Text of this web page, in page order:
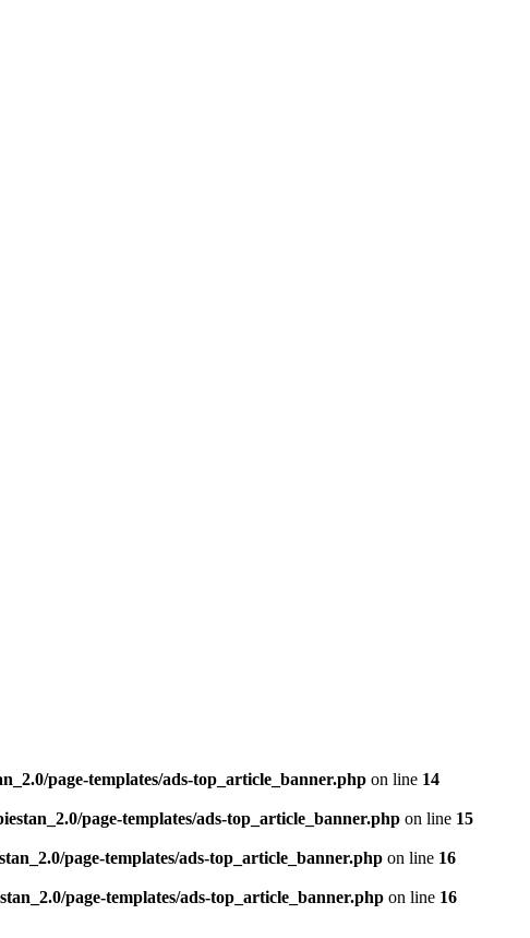
page-templates/ads-top_article_banner.php on line 14
page-templates/ads-top_article_banner.php on line 15
page-templates/ads-top_article_banner.php on line 16
page-templates/ads-top_article_banner.php on line 16